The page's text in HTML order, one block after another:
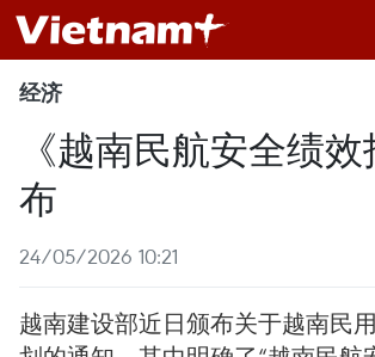
经济
《越南民航安全绩
布
24/05/2026 10:21
越南建设部近日颁布关于越南民